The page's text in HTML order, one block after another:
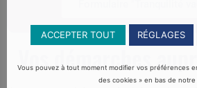
Vos démarches
ACCEPTER TOUT RÉGLAGES
Vous pouvez à tout moment modifier vos préférences
des cookies » en bas de notre